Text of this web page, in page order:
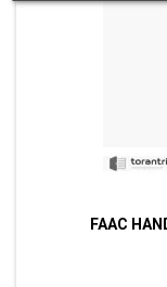
FAAC